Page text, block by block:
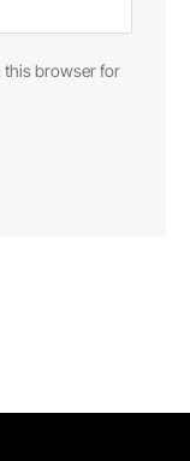
this browser for